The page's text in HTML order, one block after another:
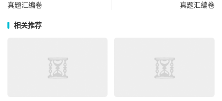
真题汇编卷
真题汇编卷
相关推荐